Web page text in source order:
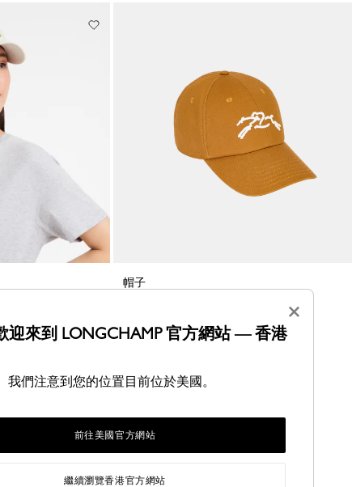
帽子
×
迎來到 LONGCHAMP 官方網站 — 香港
我們注意到您的位置目前位於美國。
前往美國官方網站
繼續瀏覽香港官方網站